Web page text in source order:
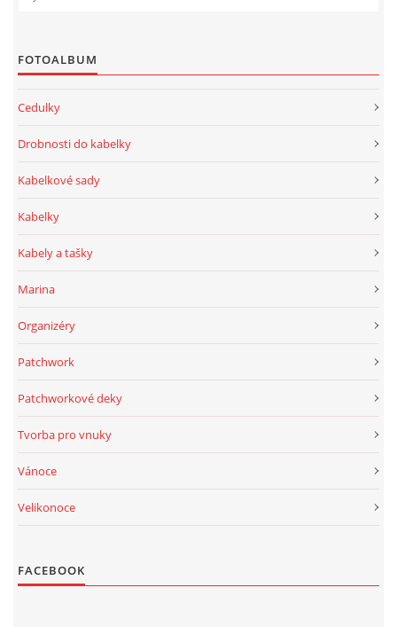
FOTOALBUM
Cedulky
Drobnosti do kabelky
Kabelkové sady
Kabelky
Kabely a tašky
Marina
Organizéry
Patchwork
Patchworkové deky
Tvorba pro vnuky
Vánoce
Velikonoce
FACEBOOK